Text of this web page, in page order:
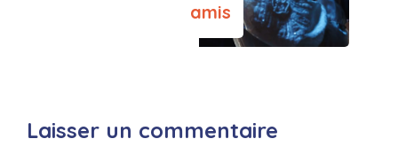
amis
Laisser un commentaire